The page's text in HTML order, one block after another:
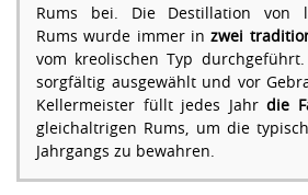
Rums bei. Die Destillation von
Rums wurde immer inzwei
vom kreolischen Typ
sorgfältig ausgewählt und vor
Kellermeister füllt jedes Jahrdie
gleichaltrigen Rums, um die
Jahrgangs zu bewahren.